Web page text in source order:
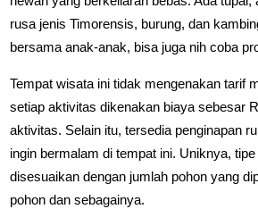
rusa jenis Timorensis, burung, dan
bersama anak-anak, bisa juga nih coba
Tempat wisata ini tidak mengenakan tarif
setiap aktivitas dikenakan biaya sebesar
aktivitas. Selain itu, tersedia penginapan
ingin bermalam di tempat ini. Uniknya,
disesuaikan dengan jumlah pohon yang
pohon dan sebagainya.